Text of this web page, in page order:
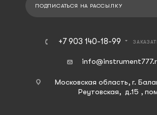
ПОДПИСАТЬСЯ НА РАССЫЛКУ
+7 903 140-18-99
Московская область, г.
Реутовская, д.15 ,